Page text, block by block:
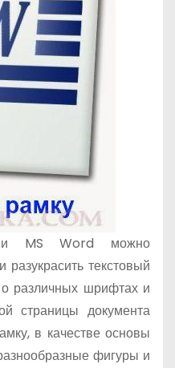
MS Word можно
разукрасить текстовый
различных шрифтах и
страницы документа
в качестве основы
фигуры и